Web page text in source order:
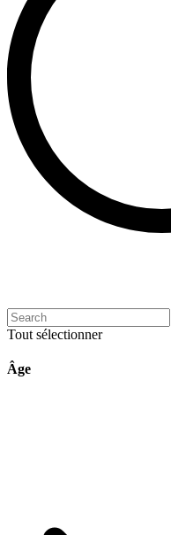
Tout sélectionner
Âge